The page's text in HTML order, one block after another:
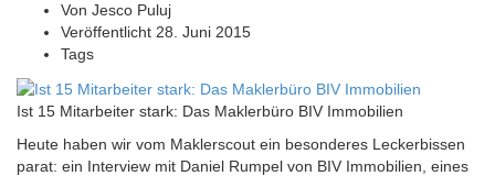
Von Jesco Puluj
Veröffentlicht 28. Juni 2015
Tags
Ist 15 Mitarbeiter stark: Das Maklerbüro BIV Immobilien
Heute haben wir vom Maklerscout ein besonderes Leckerbissen
parat: ein Interview mit Daniel Rumpel von BIV Immobilien, eines